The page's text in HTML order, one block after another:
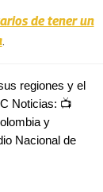
de tener un
.
regiones y el
Noticias: 📺
y
Nacional de